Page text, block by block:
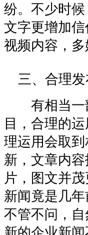
纷。不少时
文字更增加
视频内容，
三、合理
有相当一部
目，合理的
理运用会取
新，文章内
片，图文并
新闻竟是几
不管不问，